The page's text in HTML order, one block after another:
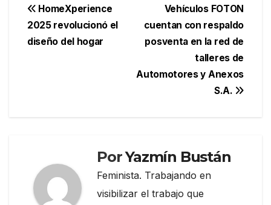
Navegación
de
Vehículos FOTON
cuentan con respaldo
posventa en la red de
talleres de
Automotores y Anexos
S.A.
HomeXperience
2025 revolucionó el
diseño del hogar
PorYazmín Bustán
Feminista. Trabajando en
visibilizar el trabajo que